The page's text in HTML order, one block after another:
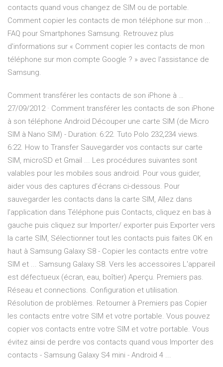
contacts quand vous changez de SIM ou de portable.
Comment copier les contacts de mon téléphone sur mon ...
FAQ pour Smartphones Samsung. Retrouvez plus
d'informations sur « Comment copier les contacts de mon
téléphone sur mon compte Google ? » avec l'assistance de
Samsung.
Comment transférer les contacts de son iPhone à …
27/09/2012 · Comment transférer les contacts de son iPhone
à son téléphone Android Découper une carte SIM (de Micro
SIM à Nano SIM) - Duration: 6:22. Tuto Polo 232,234 views.
6:22. How to Transfer Sauvegarder vos contacts sur carte
SIM, microSD et Gmail ... Les procédures suivantes sont
valables pour les mobiles sous android. Pour vous guider,
aider vous des captures d’écrans ci-dessous. Pour
sauvegarder les contacts dans la carte SIM, Allez dans
l’application dans Téléphone puis Contacts, cliquez en bas à
gauche puis cliquez sur Importer/ exporter puis Exporter vers
la carte SIM, Sélectionner tout les contacts puis faites OK en
haut à Samsung Galaxy S8 - Copier les contacts entre votre
SIM et ... Samsung Galaxy S8. Vers les accessoires L'appareil
est défectueux (écran, eau, boîtier) Aperçu. Premiers pas.
Réseau et connections. Configuration et utilisation.
Résolution de problèmes. Retourner à Premiers pas Copier
les contacts entre votre SIM et votre portable. Vous pouvez
copier vos contacts entre votre SIM et votre portable. Vous
évitez ainsi de perdre vos contacts quand vous Importer des
contacts - Samsung Galaxy S4 mini - Android 4 ...